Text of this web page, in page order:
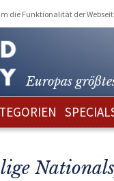
die Funktionalität der
Europas